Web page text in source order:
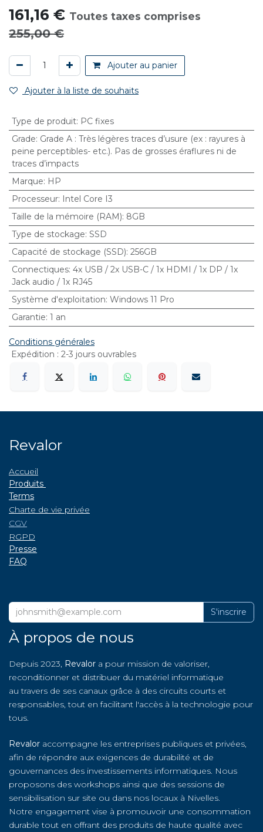
161,16 € Toutes taxes comprises
255,00€
Ajouter au panier
Ajouter à la liste de souhaits
Type de produit: PC fixes
Grade: Grade A : Très légères traces d’usure (ex : rayures à
peine perceptibles- etc.). Pas de grosses éraflures ni de
traces d’impacts
Marque: HP
Processeur: Intel Core I3
Taille de la mémoire (RAM): 8GB
Type de stockage: SSD
Capacité de stockage (SSD): 256GB
Connectiques: 4x USB / 2x USB-C / 1x HDMI / 1x DP / 1x
Jack audio / 1x RJ45
Système d'exploitation: Windows 11 Pro
Garantie: 1 an
Conditions générales
Expédition : 2-3 jours ouvrables
Revalor
Accueil
Produits
Terms
Charte de vie privée
CGV
RGPD
Presse
FAQ
S'inscrire
À propos de nous
Depuis 2023, Revalor a pour mission de valoriser,
reconditionner et distribuer du matériel informatique
au travers de ses canaux grâce à des circuits courts et
responsables, tout en facilitant l'accès à la technologie pour
tous.
Revalor accompagne les entreprises publiques et privées,
afin de répondre aux exigences de durabilité et de
gouvernances des investissements informatiques. Nous
proposons des workshops ainsi que des sessions de
sensibilisation sur site ou dans nos locaux à Nivelles.
Notre engagement vise à promouvoir une consommation
durable tout en offrant des produits de haute qualité avec